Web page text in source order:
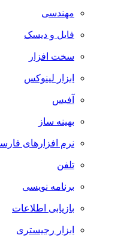
مهندسی
فایل و دیسک
سخت افزار
ابزار لینوکس
آفیس
بهینه ساز
نرم افزارهای فارسی
تلفن
برنامه نویسی
بازیابی اطلاعات
ابزار رجیستری